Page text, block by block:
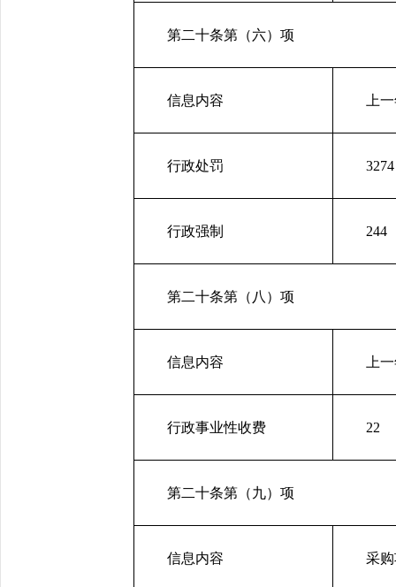
第二十条第（六）项
信息内容 上
行政处罚 3274
行政强制 244
第二十条第（八）项
信息内容 上
行政事业性收费 22
第二十条第（九）项
信息内容 采